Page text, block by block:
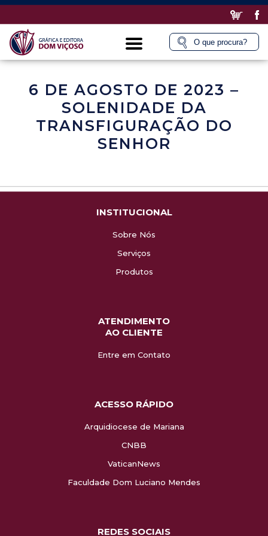
6 DE AGOSTO DE 2023 –
SOLENIDADE DA
TRANSFIGURAÇÃO DO
SENHOR
INSTITUCIONAL
Sobre Nós
Serviços
Produtos
ATENDIMENTO
AO CLIENTE
Entre em Contato
ACESSO RÁPIDO
Arquidiocese de Mariana
CNBB
VaticanNews
Faculdade Dom Luciano Mendes
REDES SOCIAIS